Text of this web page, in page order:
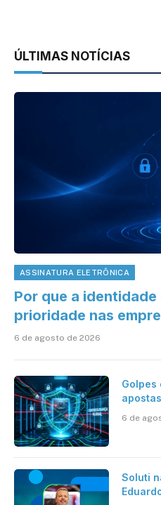
ÚLTIMAS NOTÍCIAS
ASSINATURA ELETRÔNICA
Por que a
prioridade nas
6 de agosto de 2026
Golpes
6 de
Soluti